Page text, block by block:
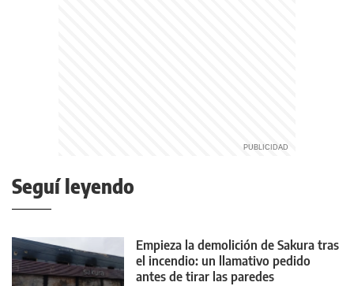
Seguí leyendo
Empieza la demolición de Sakura tras
el incendio: un llamativo pedido
antes de tirar las paredes